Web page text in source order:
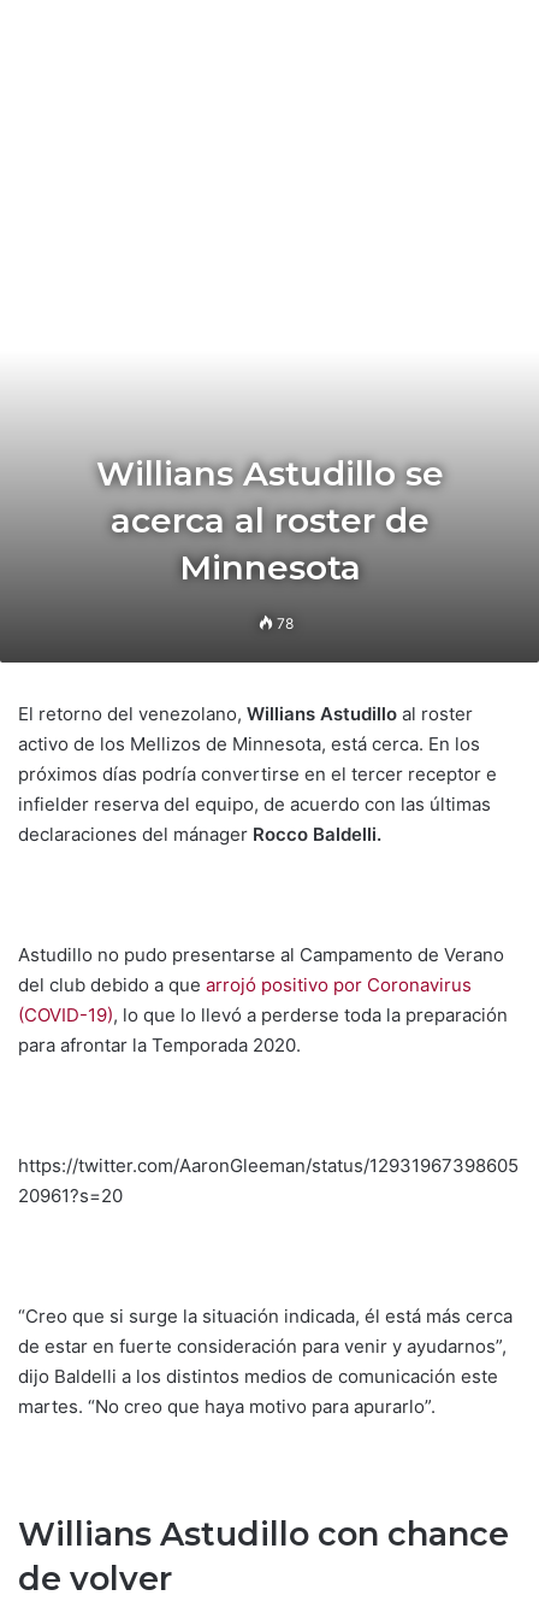
Willians Astudillo se
acerca al roster de
Minnesota
78
El retorno del venezolano, Willians Astudillo al roster
activo de los Mellizos de Minnesota, está cerca. En los
próximos días podría convertirse en el tercer receptor e
infielder reserva del equipo, de acuerdo con las últimas
declaraciones del mánager Rocco Baldelli.
Astudillo no pudo presentarse al Campamento de Verano
del club debido a que arrojó positivo por Coronavirus
(COVID-19), lo que lo llevó a perderse toda la preparación
para afrontar la Temporada 2020.
https://twitter.com/AaronGleeman/status/12931967398605
20961?s=20
“Creo que si surge la situación indicada, él está más cerca
de estar en fuerte consideración para venir y ayudarnos”,
dijo Baldelli a los distintos medios de comunicación este
martes. “No creo que haya motivo para apurarlo”.
Willians Astudillo con chance
de volver